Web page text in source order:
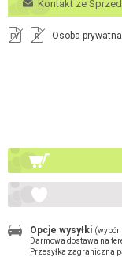
Kontakt ze
FV R Osoba
Opcje wysyłki (wybór
Darmowa dostawa na
Przesyłka zagraniczna